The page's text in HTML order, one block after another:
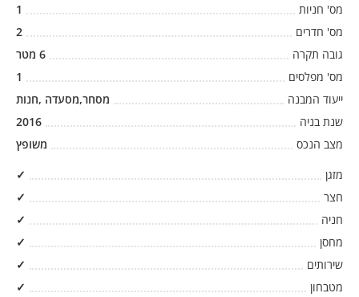
מס' חניות
1
מס' חדרים
2
גובה תקרה
6 מטר
מס' מפלסים
1
ייעוד המבנה
מסחר,מסעדה ,חנות
שנת בניה
2016
מצב הנכס
משופץ
מזגן
✓
חצר
✓
חניה
✓
מחסן
✓
שירותים
✓
מטבחון
✓